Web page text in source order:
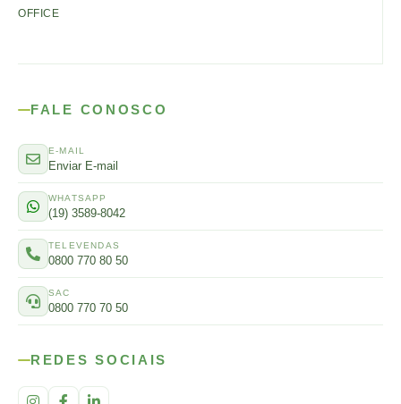
OFFICE
FALE CONOSCO
E-MAIL
Enviar E-mail
WHATSAPP
(19) 3589-8042
TELEVENDAS
0800 770 80 50
SAC
0800 770 70 50
REDES SOCIAIS